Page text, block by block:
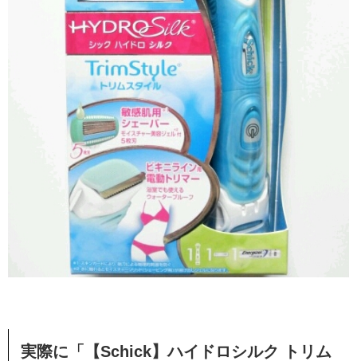
実際に「【Schick】ハイドロシルク トリム